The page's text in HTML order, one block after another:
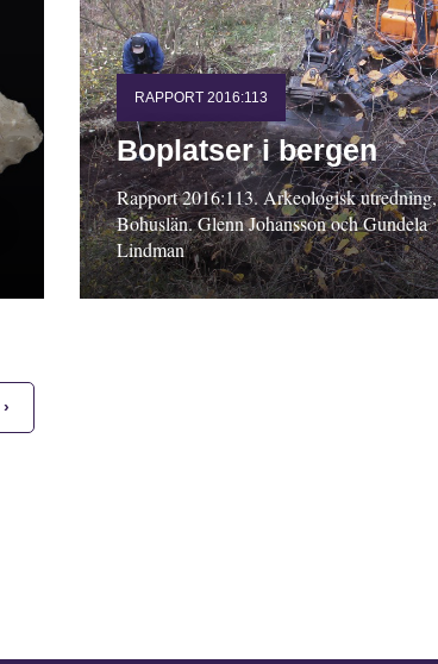
RAPPORT 2016:113
Boplatser i bergen
Rapport 2016:113. Arkeologisk utredning,
Bohuslän. Glenn Johansson och Gundela
Lindman
›